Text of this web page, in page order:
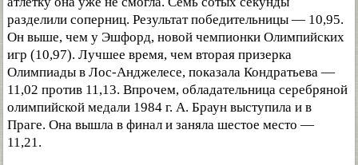
разделили соперниц. Результат победительницы — 10,95.
Он выше, чем у Эшфорд, новой чемпионки Олимпийских
игр (10,97). Лучшее время, чем вторая призерка
Олимпиады в Лос-Анджелесе, показала Кондратьева —
11,02 против 11,13. Впрочем, обладательница серебряной
олимпийской медали 1984 г. А. Браун выступила и в
Праге. Она вышла в финал и заняла шестое место —
11,21.